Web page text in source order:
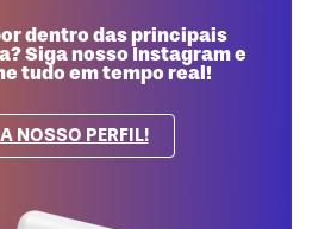
dentro das principais
Siga nosso Instagram e
tudo em tempo real!
NOSSO PERFIL!